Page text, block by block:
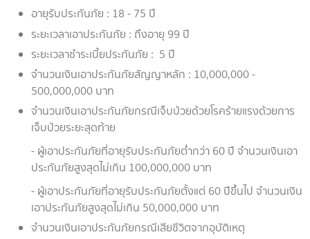
อายุรับประกันภัย : 18 - 75 ปี
ระยะเวลาเอาประกันภัย : ถึงอายุ 99 ปี
ระยะเวลาชำระเบี้ยประกันภัย : 5 ปี
จำนวนเงินเอาประกันภัยสัญญาหลัก : 10,000,000 -
500,000,000 บาท
จำนวนเงินเอาประกันภัยกรณีเจ็บป่วยด้วยโรคร้ายแรงด้วยการ
เจ็บป่วยระยะสุดท้าย
- ผู้เอาประกันภัยที่อายุรับประกันภัยต่ำกว่า 60 ปี จำนวนเงินเอา
ประกันภัยสูงสุดไม่เกิน 100,000,000 บาท
- ผู้เอาประกันภัยที่อายุรับประกันภัยตั้งแต่ 60 ปีขึ้นไป จำนวนเงิน
เอาประกันภัยสูงสุดไม่เกิน 50,000,000 บาท
จำนวนเงินเอาประกันภัยกรณีเสียชีวิตจากอุบัติเหตุ